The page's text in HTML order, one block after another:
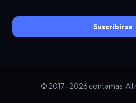
Suscribirse
© 2017-2026 contamas. All